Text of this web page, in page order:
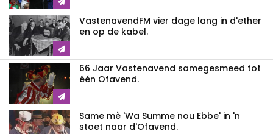
VastenavendFM vier dage lang in d'ether
en op de kabel.
66 Jaar Vastenavend samegesmeed tot
één Ofavend.
Same mè 'Wa Summe nou Ebbe' in 'n
stoet naar d'Ofavend.